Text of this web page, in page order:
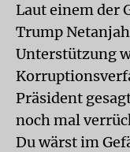
Laut einem der
Trump
Unterstützung
Präsident
noch mal
Du wärst im